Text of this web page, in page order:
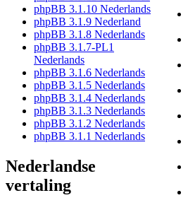
phpBB 3.1.10 Nederlands
phpBB 3.1.9 Nederland
phpBB 3.1.8 Nederlands
phpBB 3.1.7-PL1
Nederlands
phpBB 3.1.6 Nederlands
phpBB 3.1.5 Nederlands
phpBB 3.1.4 Nederlands
phpBB 3.1.3 Nederlands
phpBB 3.1.2 Nederlands
phpBB 3.1.1 Nederlands
Nederlandse
vertaling